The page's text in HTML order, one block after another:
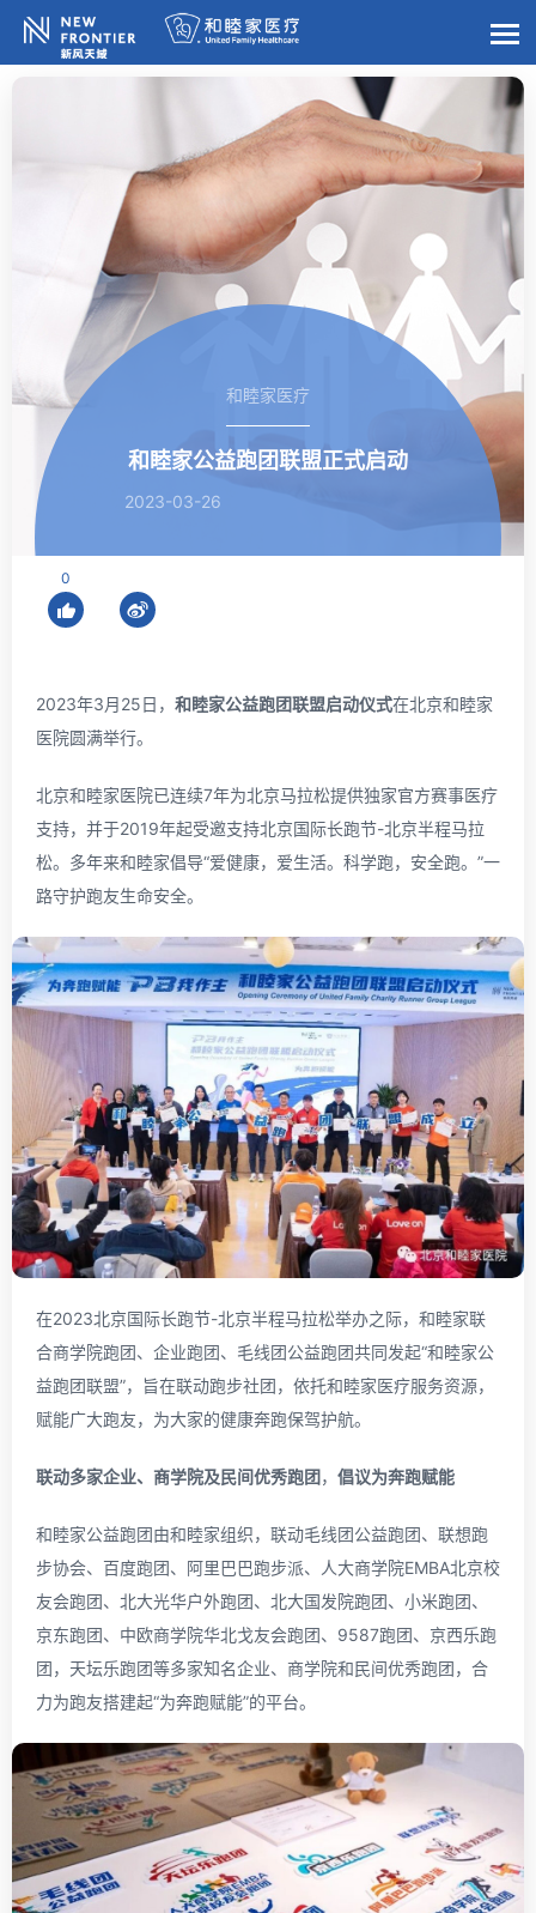
和睦家医疗
和睦家公益跑团联盟正式启动
2023-03-26
0
2023年3月25日， 和睦家公益跑团联盟启动仪式在北京和睦家
医院圆满举行。
北京和睦家医院已连续7年为北京马拉松提供独家官方赛事医疗
支持，并于2019年起受邀支持北京国际长跑节-北京半程马拉
松。多年来和睦家倡导“爱健康，爱生活。科学跑，安全跑。”一
路守护跑友生命安全。
在2023北京国际长跑节-北京半程马拉松举办之际，和睦家联
合商学院跑团、企业跑团、毛线团公益跑团共同发起“和睦家公
益跑团联盟”，旨在联动跑步社团，依托和睦家医疗服务资源，
赋能广大跑友，为大家的健康奔跑保驾护航。
联动多家企业、商学院及民间优秀跑团 ， 倡议为奔跑赋能
和睦家公益跑团由和睦家组织，联动毛线团公益跑团、联想跑
步协会、百度跑团、阿里巴巴跑步派、人大商学院EMBA北京校
友会跑团、北大光华户外跑团、北大国发院跑团、小米跑团、
京东跑团、中欧商学院华北戈友会跑团、9587跑团、京西乐跑
团，天坛乐跑团等多家知名企业、商学院和民间优秀跑团，合
力为跑友搭建起“为奔跑赋能”的平台。